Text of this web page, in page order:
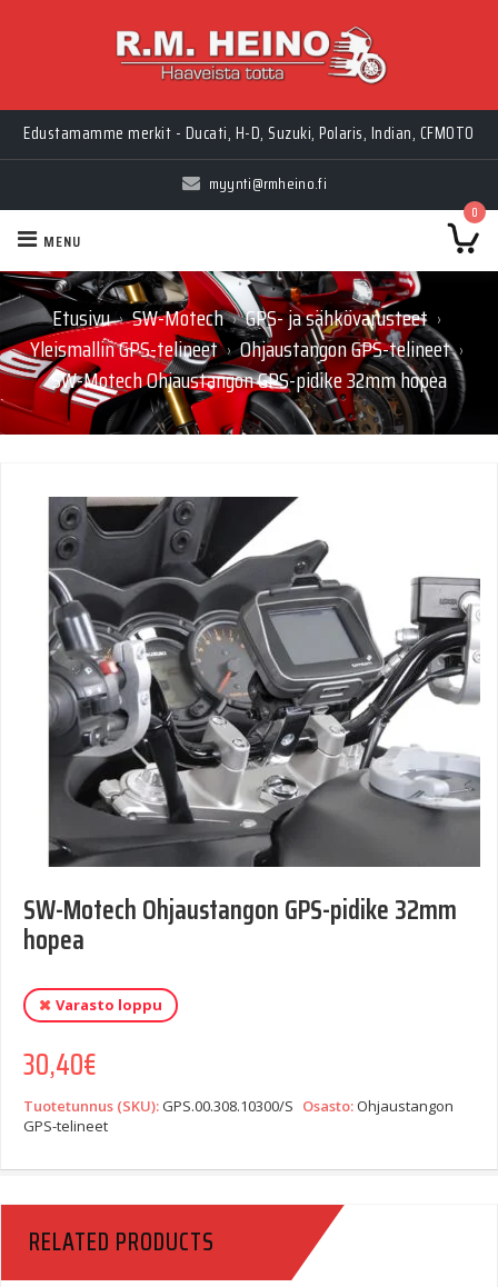
Edustamamme merkit - Ducati, H-D, Suzuki, Polaris, Indian, CFMOTO
myynti@rmheino.fi
0
MENU
Etusivu › SW-Motech › GPS- ja sähkövarusteet ›
Yleismallin GPS-telineet › Ohjaustangon GPS-telineet ›
SW-Motech Ohjaustangon GPS-pidike 32mm hopea
SW-Motech Ohjaustangon GPS-pidike 32mm
hopea
Varasto loppu
30,40€
Tuotetunnus (SKU):GPS.00.308.10300/S Osasto:Ohjaustangon
GPS-telineet
RELATED PRODUCTS